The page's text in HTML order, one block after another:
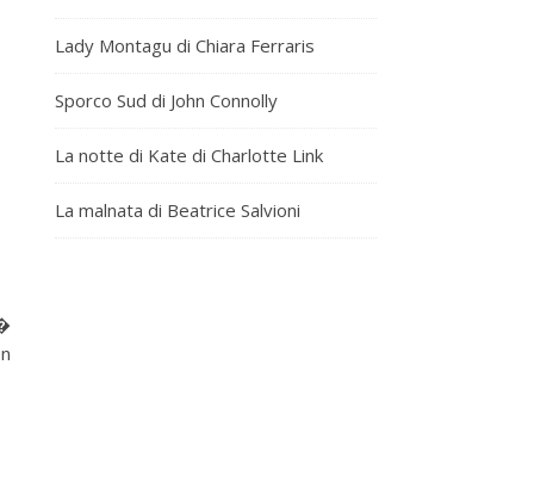
Lady Montagu di Chiara Ferraris
Sporco Sud di John Connolly
La notte di Kate di Charlotte Link
La malnata di Beatrice Salvioni